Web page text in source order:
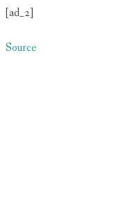
[ad_2]
Source